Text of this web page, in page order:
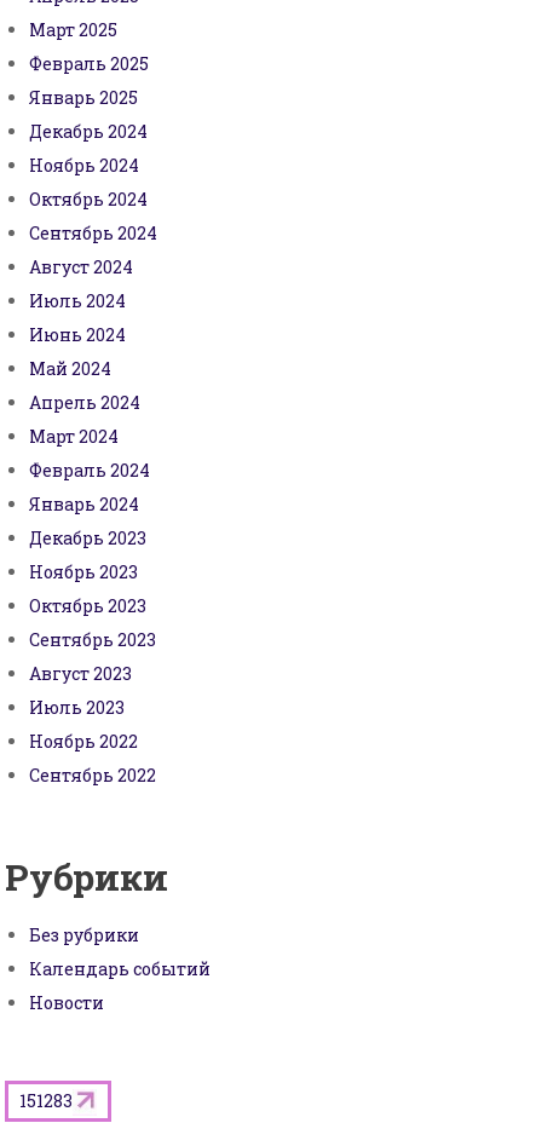
Март 2025
Февраль 2025
Январь 2025
Декабрь 2024
Ноябрь 2024
Октябрь 2024
Сентябрь 2024
Август 2024
Июль 2024
Июнь 2024
Май 2024
Апрель 2024
Март 2024
Февраль 2024
Январь 2024
Декабрь 2023
Ноябрь 2023
Октябрь 2023
Сентябрь 2023
Август 2023
Июль 2023
Ноябрь 2022
Сентябрь 2022
Рубрики
Без рубрики
Календарь событий
Новости
151283